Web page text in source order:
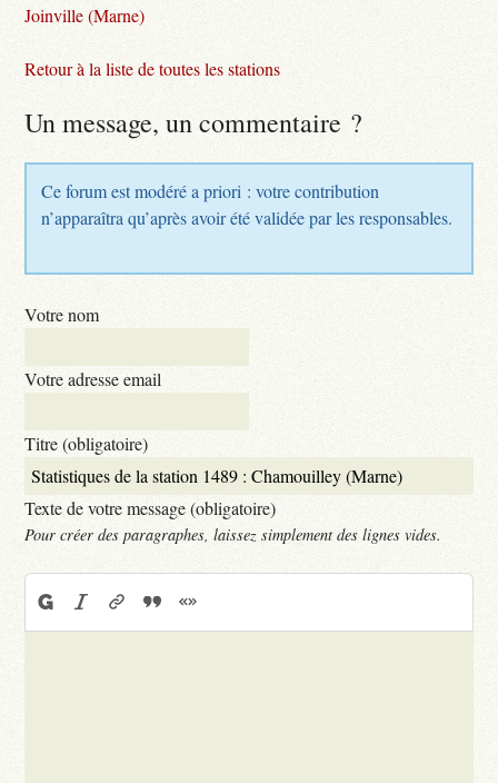
Joinville (Marne)
Retour à la liste de toutes les stations
Un message, un commentaire ?
Ce forum est modéré a priori : votre contribution
n’apparaîtra qu’après avoir été validée par les responsables.
Votre nom
Votre adresse email
Titre (obligatoire)
Texte de votre message (obligatoire)
Pour créer des paragraphes, laissez simplement des lignes vides.